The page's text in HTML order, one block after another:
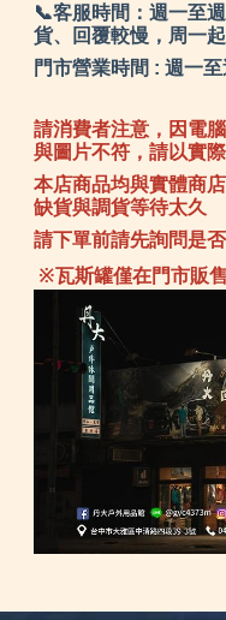
📞客服時間：週一至
貨、回覆較慢，周一起
門市營業時間 : 週一
請消費者注意，因電
與圖片不符，請以實
本店商品均與實體商
缺貨與調貨等待太久
請下單前請先詢問是
※瓦斯罐僅在門市販